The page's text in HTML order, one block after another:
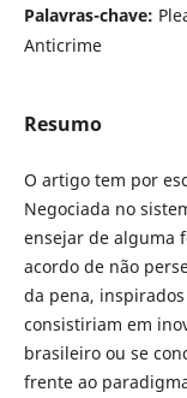
Palavras-chave:
Anticrime
Resumo
O artigo tem por
Negociada no
ensejar de alguma
acordo de não
da pena,
consistiriam em
brasileiro ou se
frente ao